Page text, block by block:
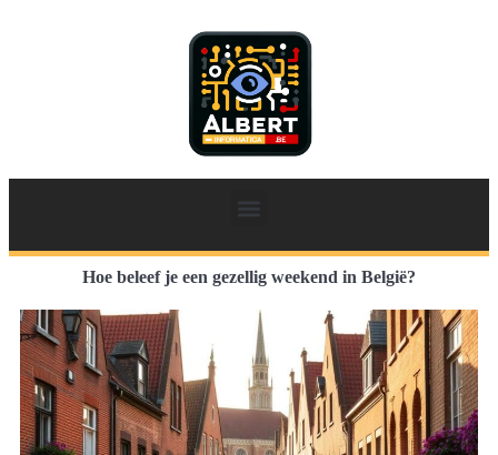
Hoe beleef je een gezellig weekend in België?